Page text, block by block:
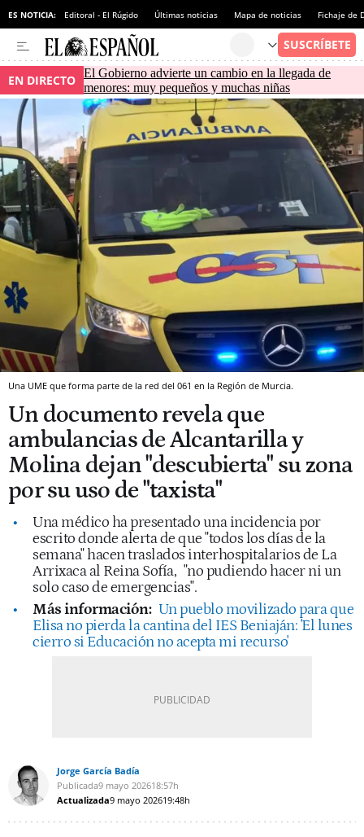
ES NOTICIA: Editoral - El Rúgido Últimas noticias Mapa de noticias Fichaje de
EN DIRECTO El Gobierno advierte un cambio en la llegada de
menores: muy pequeños y muchas niñas
Una UME que forma parte de la red del 061 en la Región de Murcia.
Un documento revela que
ambulancias de Alcantarilla y
Molina dejan "descubierta" su zona
por su uso de "taxista"
Una médico ha presentado una incidencia por
escrito donde alerta de que "todos los días de la
semana" hacen traslados interhospitalarios de La
Arrixaca al Reina Sofía, "no pudiendo hacer ni un
solo caso de emergencias".
Más información: Un pueblo movilizado para que
Elisa no pierda la cantina del IES Beniaján: 'El lunes
cierro si Educación no acepta mi recurso'
Jorge García Badía
Publicada9 mayo 202618:57h
Actualizada9 mayo 202619:48h